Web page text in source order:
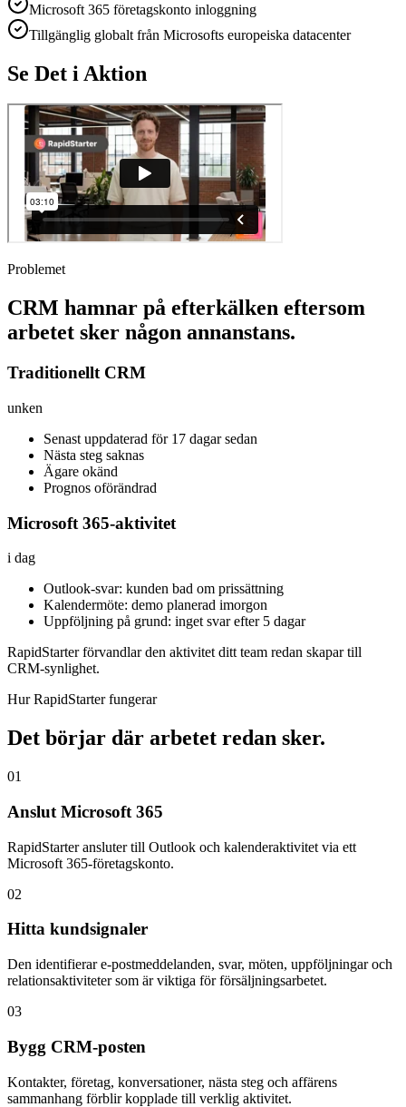
Microsoft 365 företagskonto inloggning
Tillgänglig globalt från Microsofts europeiska datacenter
Se Det i Aktion
Problemet
CRM hamnar på efterkälken eftersom
arbetet sker någon annanstans.
Traditionellt CRM
unken
Senast uppdaterad för 17 dagar sedan
Nästa steg saknas
Ägare okänd
Prognos oförändrad
Microsoft 365-aktivitet
i dag
Outlook-svar: kunden bad om prissättning
Kalendermöte: demo planerad imorgon
Uppföljning på grund: inget svar efter 5 dagar
RapidStarter förvandlar den aktivitet ditt team redan skapar till
CRM-synlighet.
Hur RapidStarter fungerar
Det börjar där arbetet redan sker.
01
Anslut Microsoft 365
RapidStarter ansluter till Outlook och kalenderaktivitet via ett
Microsoft 365-företagskonto.
02
Hitta kundsignaler
Den identifierar e-postmeddelanden, svar, möten, uppföljningar och
relationsaktiviteter som är viktiga för försäljningsarbetet.
03
Bygg CRM-posten
Kontakter, företag, konversationer, nästa steg och affärens
sammanhang förblir kopplade till verklig aktivitet.